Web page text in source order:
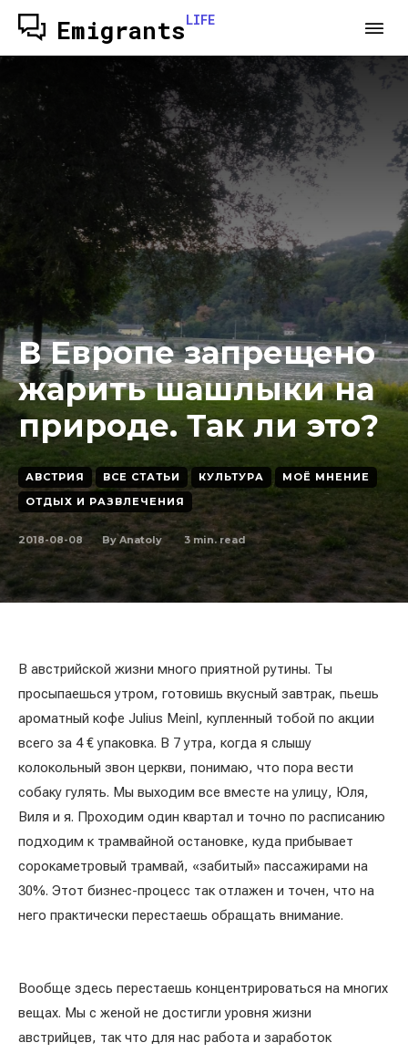
EmigrantsLIFE
В Европе запрещено
жарить шашлыки на
природе. Так ли это?
АВСТРИЯ ВСЕ СТАТЬИ КУЛЬТУРА
МОЁ МНЕНИЕ
ОТДЫХ И РАЗВЛЕЧЕНИЯ
2018-08-08 By Anatoly 3 min. read
В австрийской жизни много приятной рутины. Ты
просыпаешься утром, готовишь вкусный завтрак, пьешь
ароматный кофе Julius Meinl, купленный тобой по акции
всего за 4 € упаковка. В 7 утра, когда я слышу
колокольный звон церкви, понимаю, что пора вести
собаку гулять. Мы выходим все вместе на улицу, Юля,
Виля и я. Проходим один квартал и точно по расписанию
подходим к трамвайной остановке, куда прибывает
сорокаметровый трамвай, «забитый» пассажирами на
30%. Этот бизнес-процесс так отлажен и точен, что на
него практически перестаешь обращать внимание.
Вообще здесь перестаешь концентрироваться на многих
вещах. Мы с женой не достигли уровня жизни
австрийцев, так что для нас работа и заработок